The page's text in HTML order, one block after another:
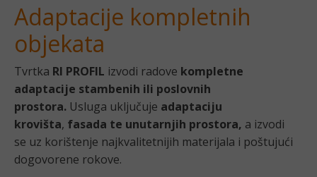
Adaptacije kompletnih
objekata
Tvrtka RI PROFIL izvodi radove kompletne
adaptacije stambenih ili poslovnih
prostora. Usluga uključuje adaptaciju
krovišta, fasada te unutarnjih prostora, a izvodi
se uz korištenje najkvalitetnijih materijala i poštujući
dogovorene rokove.